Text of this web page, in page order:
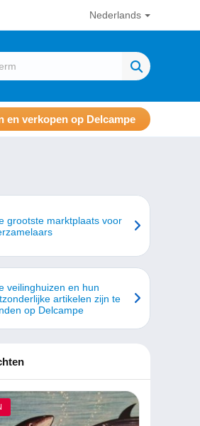
Nederlands
en verkopen op Delcampe
grootste marktplaats voor
veilinghuizen en hun
artikelen zijn te
op Delcampe